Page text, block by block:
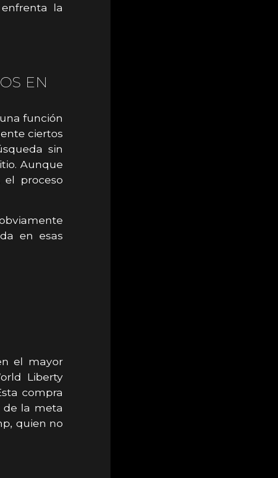
la
EN
función
ciertos
sin
Aunque
proceso
en esas
el mayor
Liberty
compra
de la meta
quien no